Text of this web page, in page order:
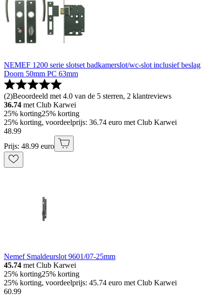
NEMEF 1200 serie slotset badkamerslot/wc-slot inclusief beslag
Doorn 50mm PC 63mm
(2)Beoordeeld met 4.0 van de 5 sterren, 2 klantreviews
36.74 met Club Karwei
25% korting25% korting
25% korting, voordeelprijs: 36.74 euro met Club Karwei
48.99
Prijs: 48.99 euro
Nemef Smaldeurslot 9601/07-25mm
45.74 met Club Karwei
25% korting25% korting
25% korting, voordeelprijs: 45.74 euro met Club Karwei
60.99